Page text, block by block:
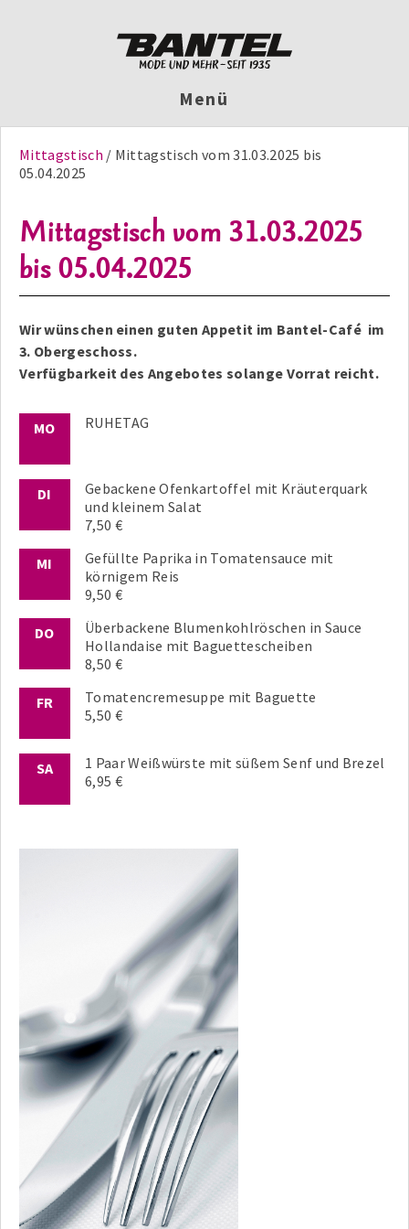
Menü
Mittagstisch
Mittagstisch vom 31.03.2025 bis
05.04.2025
Mittagstisch vom 31.03.2025
bis 05.04.2025
Wir wünschen einen guten Appetit im Bantel-Café im
3. Obergeschoss.
Verfügbarkeit des Angebotes solange Vorrat reicht.
MO RUHETAG
DI
Gebackene Ofenkartoffel mit Kräuterquark
und kleinem Salat
7,50 €
MI
Gefüllte Paprika in Tomatensauce mit
körnigem Reis
9,50 €
DO
Überbackene Blumenkohlröschen in Sauce
Hollandaise mit Baguettescheiben
8,50 €
FR
Tomatencremesuppe mit Baguette
5,50 €
SA
1 Paar Weißwürste mit süßem Senf und Brezel
6,95 €